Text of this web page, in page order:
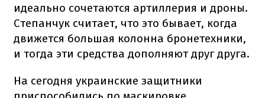
идеально сочетаются артиллерия и дроны.
Степанчук считает, что это бывает, когда
движется большая колонна бронетехники,
и тогда эти средства дополняют друг друга.
На сегодня украинские защитники